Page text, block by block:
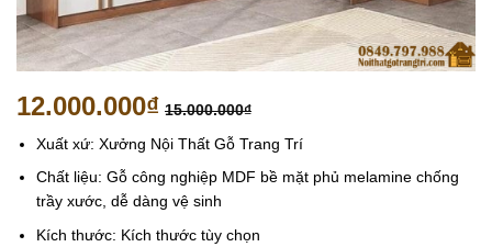
12.000.000₫ 15.000.000₫
Xuất xứ: Xưởng Nội Thất Gỗ Trang Trí
Chất liệu: Gỗ công nghiệp MDF bề mặt phủ melamine chống
trầy xước, dễ dàng vệ sinh
Kích thước: Kích thước tùy chọn